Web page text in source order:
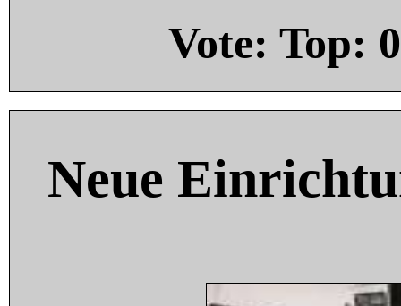
Vote: Top: 0
Neue